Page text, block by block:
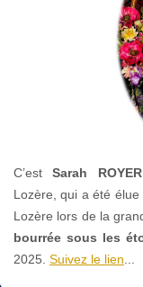
C’estSarah ROYER
Lozère, qui a été
Lozère lors de la
bourrée sous les
2025. Suivez le lien...